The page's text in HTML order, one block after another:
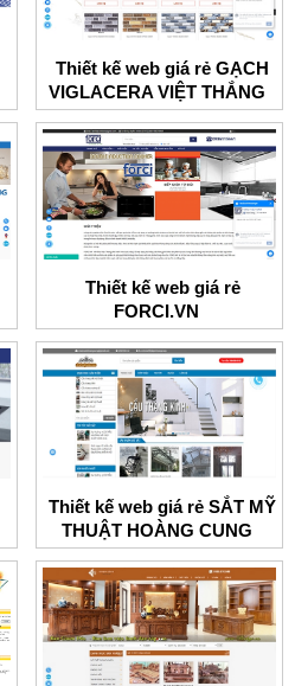
Thiết kế web giá rẻ GẠCH
VIGLACERA VIỆT THẮNG
Thiết kế web giá rẻ
FORCI.VN
Thiết kế web giá rẻ SẮT MỸ
THUẬT HOÀNG CUNG